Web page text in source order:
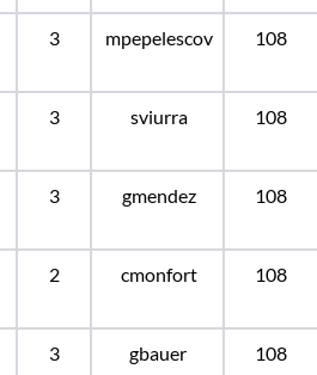
3 mpepelescov 108
3 sviurra 108
3 gmendez 108
2 cmonfort 108
3 gbauer 108